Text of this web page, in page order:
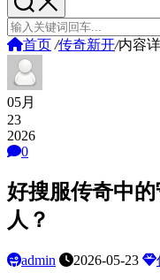
首页 /传奇新开/内容
05月
23
2026
0
好搜服传奇中
人？
admin 2026-05-23